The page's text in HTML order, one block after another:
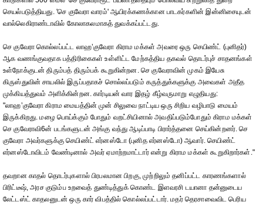
செயல்படுத்தியது. 'செ குவேரா வாரம்' ஆயிரக்கணக்கான பாடகர்களின் இன்னிசையுடன்
வால்லெகிராண்டாவில் கோலாகலமாகத் துவக்கப்பட்டது.
செ குவேரா கொல்லப்பட்ட லாஹ’குவேரா கிராம மக்கள் அவரை ஒரு செயிண்ட் (புனிதர்)
ஆக வணங்குவதாக பத்திரிகைகள் உள்ளிட்ட மேற்கத்திய தகவல் தொடர்புச் சாதனங்கள்
உள்நோக்குடன் திரும்பத் திரும்பக் கூறுகின்றன. செ குவேராவின் முகம் இயேசு
கிருஸ்துவின் சாயலில் இருப்பதாகச் சொல்லப்படும் கருத்துக்களுக்கு அவைகள் அதீத
முக்கியத்துவம் அளிக்கின்றன. கார்டியன் வார இதழ் கீழ்வருமாறு எழுதியது:
"லாஹ’குவேரா கிராம மையத்தின் முன் சிலுவை நாட்டிய ஒரு சிறிய வழிபாடு மையம்
இருக்கிறது. மழை பொய்க்கும் போதும் வறட்சியினால் அவதிப்படும்போதும் கிராம மக்கள்
செ குவேராவி6ன் படங்களுடன் அங்கு வந்து ஆடிப்பாடி பிரார்த்தனை செய்கின்றனர். செ
குவேரா அவர்களுக்கு செயிண்ட் எர்னஸ்டோ (புனித எர்னஸ்டோ) ஆவார். செயிண்ட்
எர்னஸ்டோவிடம் வேண்டினால் அவர் ஏமாற்றமாட்டார் என்று கிராம மக்கள் கூறுகிறார்கள்."
தவறான காதல் தொடர்புகளால் பிரபலமான பிறகு, முற்றிலும் தனிப்பட்ட காரணங்களால்
பிரிட்டீஷ், அரச குடும்ப உறவைத் துண்டித்துக் கொண்ட இளவரசி டயானா தன்னுடைய
லேட்டஸ்ட் காதலனுடன் ஒரு கார் விபத்தில் கொல்லப்பட்டார். மதர் தெரசாவைவிட பெரிய